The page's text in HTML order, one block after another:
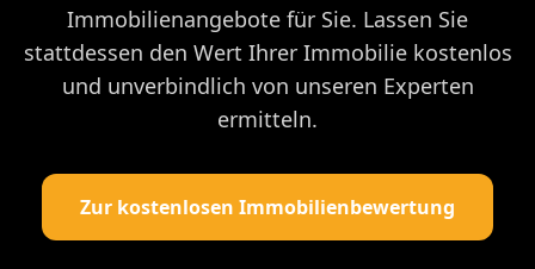
Immobilienangebote für Sie. Lassen Sie
stattdessen den Wert Ihrer Immobilie kostenlos
und unverbindlich von unseren Experten
ermitteln.
Zur kostenlosen Immobilienbewertung